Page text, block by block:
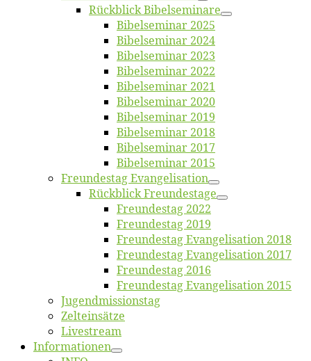
Rück­blick Bibelseminare
Bi­bel­se­mi­nar 2025
Bi­bel­se­mi­nar 2024
Bi­bel­se­mi­nar 2023
Bi­bel­se­mi­nar 2022
Bi­bel­se­mi­nar 2021
Bi­bel­se­mi­nar 2020
Bi­bel­se­mi­nar 2019
Bi­bel­se­mi­nar 2018
Bibelsemi­nar 2017
Bibelsemi­nar 2015
Freun­des­tag Evangelisation
Rück­blick Freundestage
Freun­des­tag 2022
Freun­des­tag 2019
Freun­des­tag Evan­ge­li­sa­ti­on 2018
Freun­des­tag Evan­ge­li­sa­ti­on 2017
Freun­des­tag 2016
Freun­des­tag Evan­ge­li­sa­ti­on 2015
Jugend­mis­sions­tag
Zelt­ein­sät­ze
Live­stream
Informatio­nen